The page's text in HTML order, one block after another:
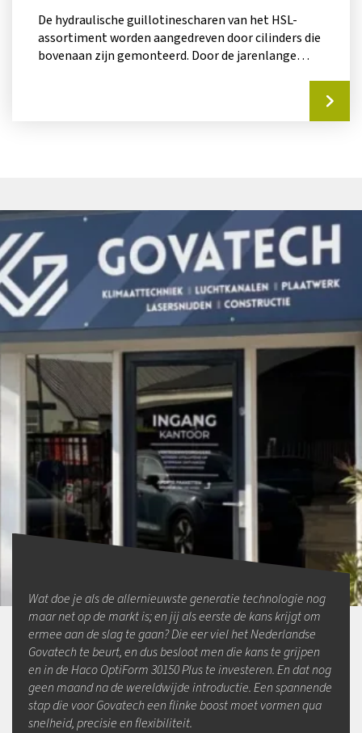
De hydraulische guillotinescharen van het HSL-
assortiment worden aangedreven door cilinders die
bovenaan zijn gemonteerd. Door de jarenlange
Wat doe je als de allernieuwste generatie technologie nog
maar net op de markt is; en jij als eerste de kans krijgt om
ermee aan de slag te gaan? Die eer viel het Nederlandse
Govatech te beurt, en dus besloot men die kans te grijpen
en in de Haco OptiForm 30150 Plus te investeren. En dat nog
geen maand na de wereldwijde introductie. Een spannende
stap die voor Govatech een flinke boost moet vormen qua
snelheid, precisie en flexibiliteit.